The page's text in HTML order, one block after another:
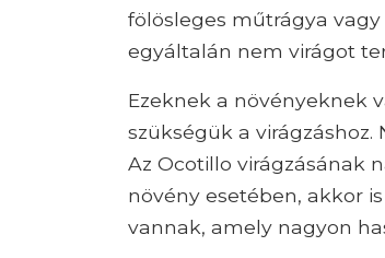
fölösleges műtrágya
egyáltalán nem virágot
Ezeknek a növényeknek
szükségük a
Az Ocotillo virágzásának
növény esetében, akkor
vannak, amely nagyon